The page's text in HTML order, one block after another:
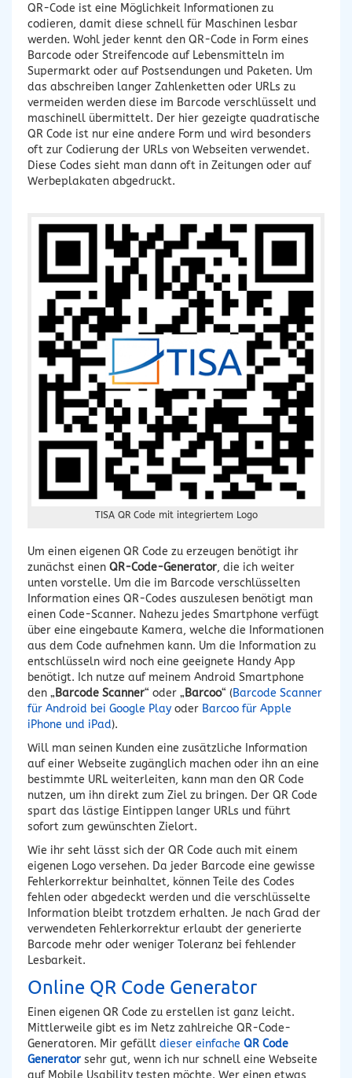
QR-Code ist eine Möglichkeit Informationen zu
codieren, damit diese schnell für Maschinen lesbar
werden. Wohl jeder kennt den QR-Code in Form eines
Barcode oder Streifencode auf Lebensmitteln im
Supermarkt oder auf Postsendungen und Paketen. Um
das abschreiben langer Zahlenketten oder URLs zu
vermeiden werden diese im Barcode verschlüsselt und
maschinell übermittelt. Der hier gezeigte quadratische
QR Code ist nur eine andere Form und wird besonders
oft zur Codierung der URLs von Webseiten verwendet.
Diese Codes sieht man dann oft in Zeitungen oder auf
Werbeplakaten abgedruckt.
TISA QR Code mit integriertem Logo
Um einen eigenen QR Code zu erzeugen benötigt ihr
zunächst einen QR-Code-Generator, die ich weiter
unten vorstelle. Um die im Barcode verschlüsselten
Information eines QR-Codes auszulesen benötigt man
einen Code-Scanner. Nahezu jedes Smartphone verfügt
über eine eingebaute Kamera, welche die Informationen
aus dem Code aufnehmen kann. Um die Information zu
entschlüsseln wird noch eine geeignete Handy App
benötigt. Ich nutze auf meinem Android Smartphone
den „Barcode Scanner“ oder „Barcoo“ (Barcode Scanner
für Android bei Google Play oder Barcoo für Apple
iPhone und iPad).
Will man seinen Kunden eine zusätzliche Information
auf einer Webseite zugänglich machen oder ihn an eine
bestimmte URL weiterleiten, kann man den QR Code
nutzen, um ihn direkt zum Ziel zu bringen. Der QR Code
spart das lästige Eintippen langer URLs und führt
sofort zum gewünschten Zielort.
Wie ihr seht lässt sich der QR Code auch mit einem
eigenen Logo versehen. Da jeder Barcode eine gewisse
Fehlerkorrektur beinhaltet, können Teile des Codes
fehlen oder abgedeckt werden und die verschlüsselte
Information bleibt trotzdem erhalten. Je nach Grad der
verwendeten Fehlerkorrektur erlaubt der generierte
Barcode mehr oder weniger Toleranz bei fehlender
Lesbarkeit.
Online QR Code Generator
Einen eigenen QR Code zu erstellen ist ganz leicht.
Mittlerweile gibt es im Netz zahlreiche QR-Code-
Generatoren. Mir gefällt dieser einfache QR Code
Generator sehr gut, wenn ich nur schnell eine Webseite
auf Mobile Usability testen möchte. Wer einen etwas